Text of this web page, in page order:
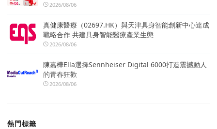
2026/08/06
真健康醫療（02697.HK）與天津具身智能創新中心達成
戰略合作 共建具身智能醫療產業生態
2026/08/06
陳嘉樺Ella選擇Sennheiser Digital 6000打造震撼動人
的青春狂歡
2026/08/06
熱門標籤